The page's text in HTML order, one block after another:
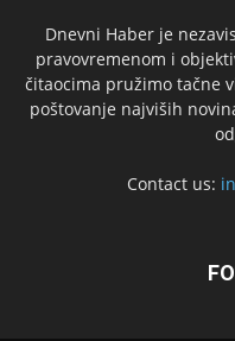
Dnevni Haber je
pravovremenom i
čitaocima pružimo tačne
poštovanje najviših
Contact us: